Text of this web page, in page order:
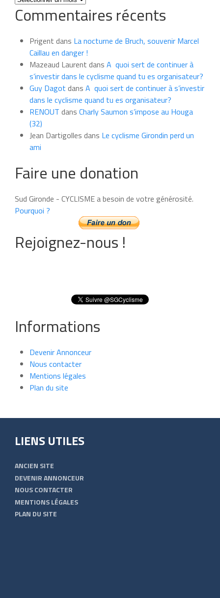
les
news
mois
Commentaires récents
Prigent dans La nocturne de Bruch, souvenir Marcel
Caillau en danger !
Mazeaud Laurent dans A quoi sert de continuer à
s’investir dans le cyclisme quand tu es organisateur?
Guy Dagot dans A quoi sert de continuer à s’investir
dans le cyclisme quand tu es organisateur?
RENOUT dans Charly Saumon s’impose au Houga
(32)
Jean Dartigolles dans Le cyclisme Girondin perd un
ami
Faire une donation
Sud Gironde - CYCLISME a besoin de votre générosité.
Pourquoi ?
Rejoignez-nous !
Informations
Devenir Annonceur
Nous contacter
Mentions légales
Plan du site
LIENS UTILES
ANCIEN SITE
DEVENIR ANNONCEUR
NOUS CONTACTER
MENTIONS LÉGALES
PLAN DU SITE